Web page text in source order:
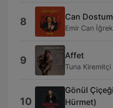
8 Can Dostum
Emir Can İğrek
9 Affet
Tuna
10
Gönül
Hürmet)